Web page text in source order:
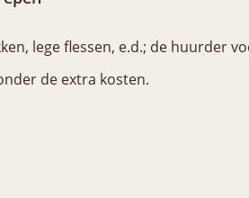
lege flessen, e.d.; de huurder
de extra kosten.